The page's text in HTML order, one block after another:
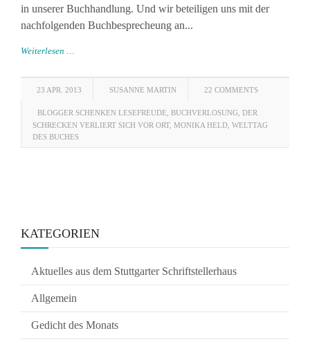
in unserer Buchhandlung. Und wir beteiligen uns mit der
nachfolgenden Buchbesprecheung an...
Weiterlesen …
23 APR. 2013 SUSANNE MARTIN 22 COMMENTS
BLOGGER SCHENKEN LESEFREUDE BUCHVERLOSUNG DER
SCHRECKEN VERLIERT SICH VOR ORT, MONIKA HELD WELTTAG
DES BUCHES
KATEGORIEN
Aktuelles aus dem Stuttgarter Schriftstellerhaus
Allgemein
Gedicht des Monats